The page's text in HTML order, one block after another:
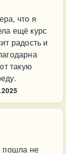
что я
ещё курс
радость и
такую
пошла не